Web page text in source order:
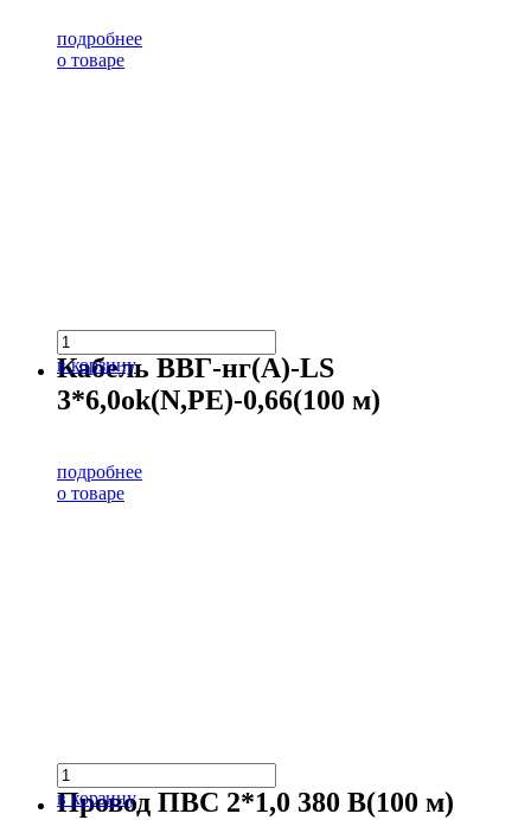
подробнее
о товаре
в корзину
Кабель ВВГ-нг(А)-LS
3*6,0ok(N,PE)-0,66(100 м)
подробнее
о товаре
в корзину
Провод ПВС 2*1,0 380 В(100 м)